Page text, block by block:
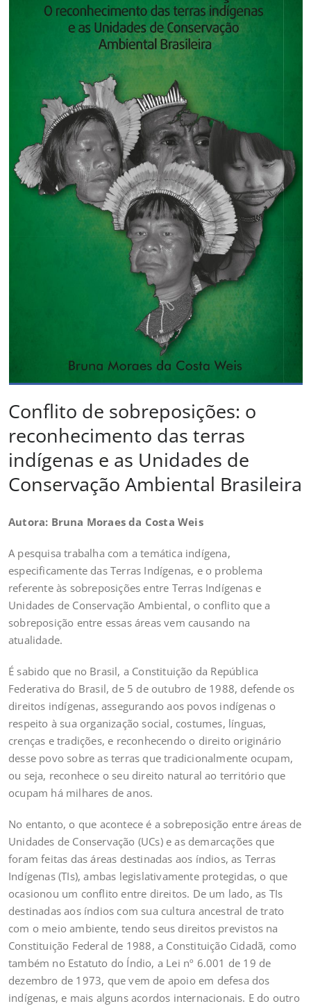
Conflito de sobreposições: o
reconhecimento das terras
indígenas e as Unidades de
Conservação Ambiental Brasileira
Autora: Bruna Moraes da Costa Weis
A pesquisa trabalha com a temática indígena,
especificamente das Terras Indígenas, e o problema
referente às sobreposições entre Terras Indígenas e
Unidades de Conservação Ambiental, o conflito que a
sobreposição entre essas áreas vem causando na
atualidade.
É sabido que no Brasil, a Constituição da República
Federativa do Brasil, de 5 de outubro de 1988, defende os
direitos indígenas, assegurando aos povos indígenas o
respeito à sua organização social, costumes, línguas,
crenças e tradições, e reconhecendo o direito originário
desse povo sobre as terras que tradicionalmente ocupam,
ou seja, reconhece o seu direito natural ao território que
ocupam há milhares de anos.
No entanto, o que acontece é a sobreposição entre áreas de
Unidades de Conservação (UCs) e as demarcações que
foram feitas das áreas destinadas aos índios, as Terras
Indígenas (TIs), ambas legislativamente protegidas, o que
ocasionou um conflito entre direitos. De um lado, as TIs
destinadas aos índios com sua cultura ancestral de trato
com o meio ambiente, tendo seus direitos previstos na
Constituição Federal de 1988, a Constituição Cidadã, como
também no Estatuto do Índio, a Lei nº 6.001 de 19 de
dezembro de 1973, que vem de apoio em defesa dos
indígenas, e mais alguns acordos internacionais. E do outro